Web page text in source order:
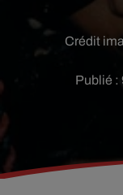
Publié :
Crédit